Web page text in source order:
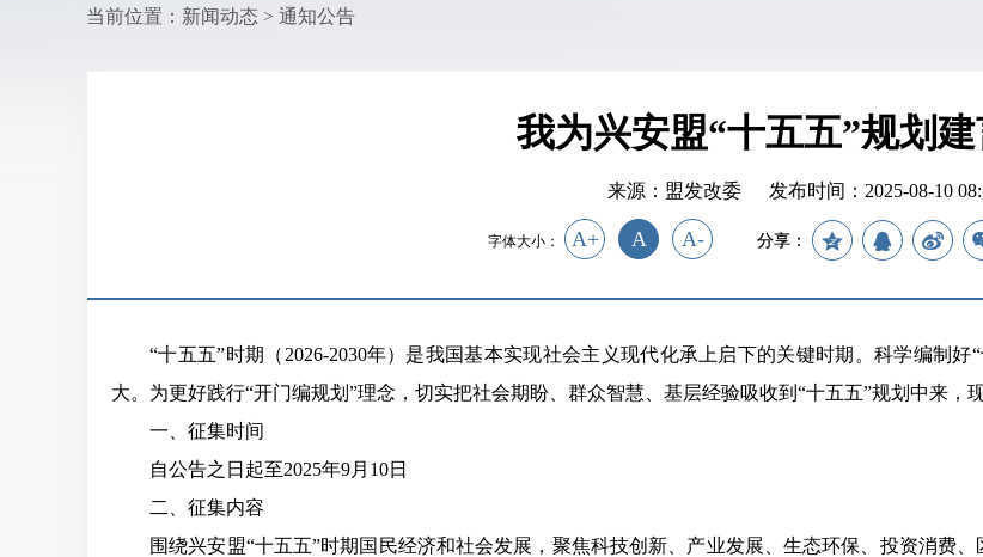
当前位置： 新闻动态 > 通知公告
我为兴安盟“十五五”规划
来源：盟发改委 发布时间：2025-08-10
字体大小： A+ A A- 分享：
“十五五”时期（2026-2030年）是我国基本实现社会主义现代化承上启下的关键时期。 科学编制好
大。为更好践行“开门编规划”理念，切实把社会期盼、群众智慧、基层经验吸收到“十五五”规划中来，
一、征集时间
自公告之日起至2025年9月 10日
二、征集内容
围绕兴安盟“十五五”时期国民经济和社会发展，聚焦科技创新、 产业发展、生态环保、投资消费、